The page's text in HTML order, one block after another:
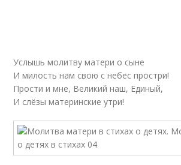
Услышь молитву матери о сыне
И милость нам свою с небес простри!
Прости и мне, Великий наш, Единый,
И слёзы материнские утри!